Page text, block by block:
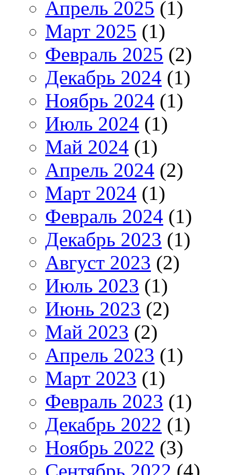
Апрель 2025 (1)
Март 2025 (1)
Февраль 2025 (2)
Декабрь 2024 (1)
Ноябрь 2024 (1)
Июль 2024 (1)
Май 2024 (1)
Апрель 2024 (2)
Март 2024 (1)
Февраль 2024 (1)
Декабрь 2023 (1)
Август 2023 (2)
Июль 2023 (1)
Июнь 2023 (2)
Май 2023 (2)
Апрель 2023 (1)
Март 2023 (1)
Февраль 2023 (1)
Декабрь 2022 (1)
Ноябрь 2022 (3)